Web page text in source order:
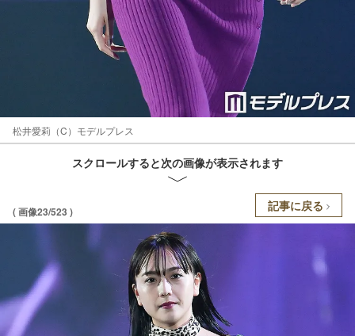
松井愛莉（C）モデルプレス
スクロールすると次の画像が表示されます
( 画像23/523 ) 記事に戻る